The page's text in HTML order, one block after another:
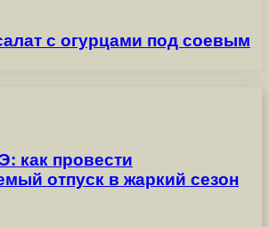
с огурцами под соевым
как провести
отпуск в жаркий сезон